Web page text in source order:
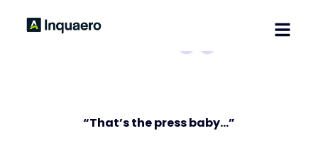
“That’s the press baby…”